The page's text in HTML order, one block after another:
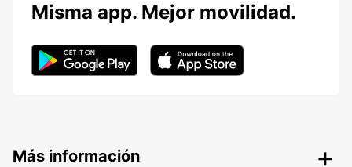
Misma app. Mejor movilidad.
Más información